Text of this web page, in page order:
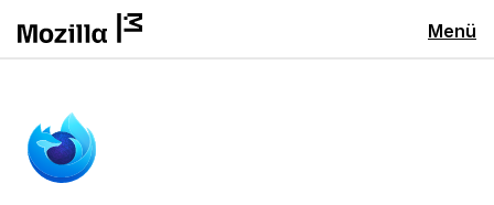
Menü